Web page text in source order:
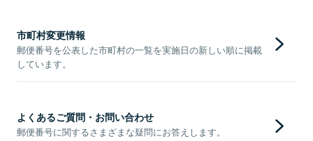
市町村変更情報
郵便番号を公表した市町村の一覧を実施日の新しい順に掲載
しています。
よくあるご質問・お問い合わせ
郵便番号に関するさまざまな疑問にお答えします。